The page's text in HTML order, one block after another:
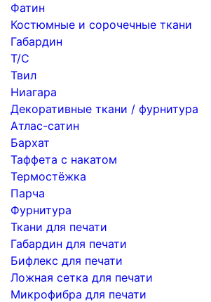
Фатин
Костюмные и сорочечные ткани
Габардин
Т/С
Твил
Ниагара
Декоративные ткани / фурнитура
Атлас-сатин
Бархат
Таффета с накатом
Термостёжка
Парча
Фурнитура
Ткани для печати
Габардин для печати
Бифлекс для печати
Ложная сетка для печати
Микрофибра для печати